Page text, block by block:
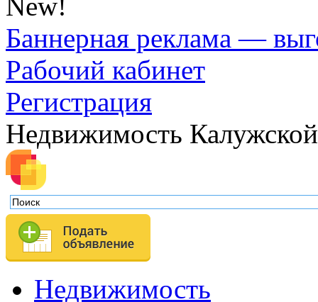
New!
Баннерная реклама —
Рабочий кабинет
Регистрация
Недвижимость
Недвижимость